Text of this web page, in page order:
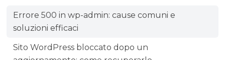
Errore 500 in wp-admin: cause comuni e
soluzioni efficaci
Sito WordPress bloccato dopo un